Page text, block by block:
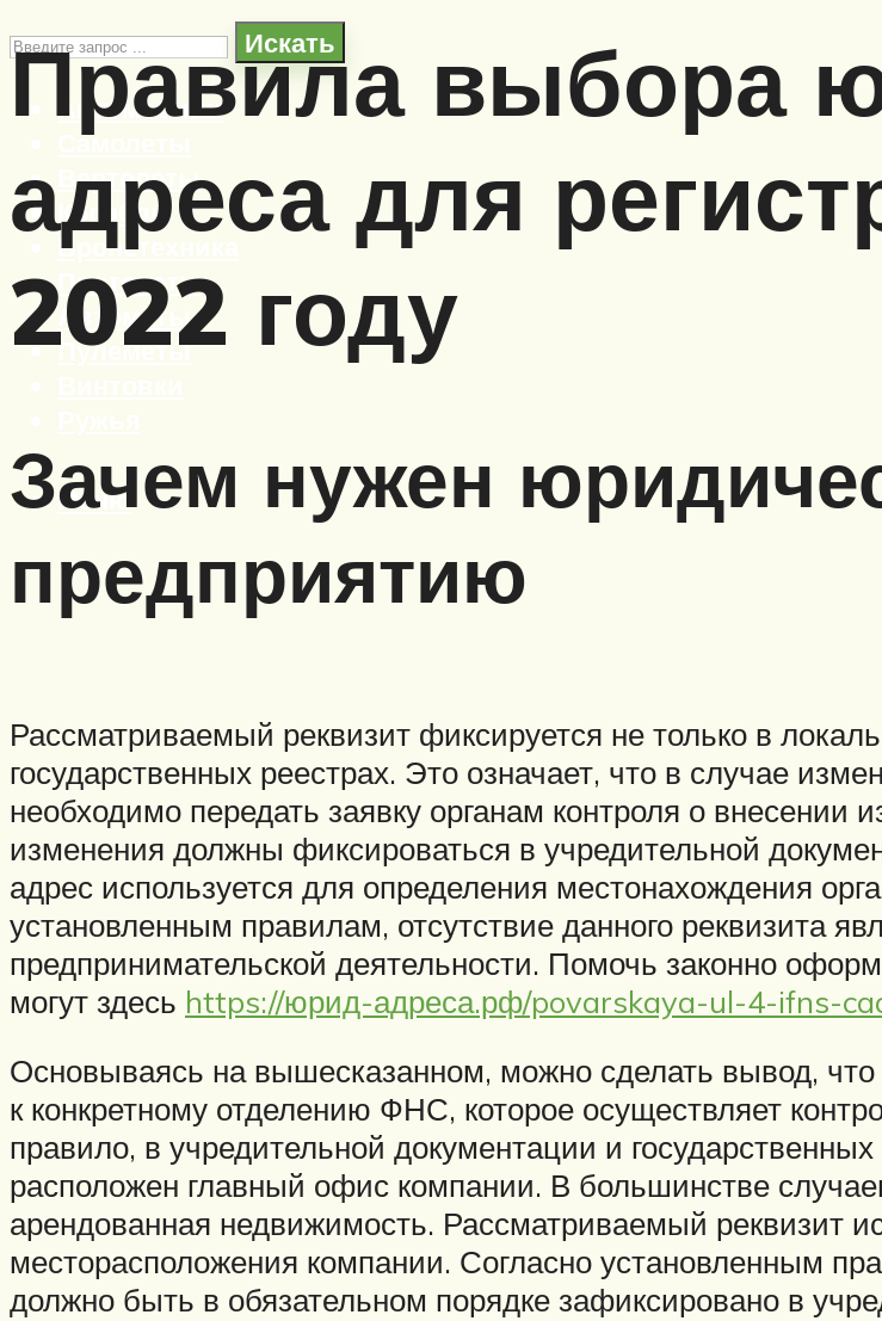
Искать
Автомобили
Самолеты
Вертолеты
Корабли
Бронетехника
Пистолеты
Автоматы
Пулеметы
Меню
Правила выбора
адреса для
2022 году
Зачем нужен
предприятию
Рассматриваемый реквизит фиксируется не только в
государственных реестрах. Это означает, что в случае
необходимо передать заявку органам контроля о
изменения должны фиксироваться в учредительной
адрес используется для определения местонахождения
установленным правилам, отсутствие данного реквизита
предпринимательской деятельности. Помочь законно
могут здесь https://юрид-адреса.рф/povarskaya-ul-4-ifns-
Основываясь на вышесказанном, можно сделать вывод,
к конкретному отделению ФНС, которое осуществляет
правило, в учредительной документации и
расположен главный офис компании. В большинстве
арендованная недвижимость. Рассматриваемый реквизит
месторасположения компании. Согласно установленным
должно быть в обязательном порядке зафиксировано в